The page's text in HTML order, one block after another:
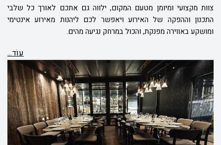
צוות מקצועי ומיומן מטעם המקום, ילווה גם אתכם לאורך כל שלבי
התכנון וההפקה של האירוע ויאפשר לכם ליהנות מאירוע אינטימי
ומושקע באווירה מפנקת, והכול במרחק נגיעה מהים.
עוֹד...